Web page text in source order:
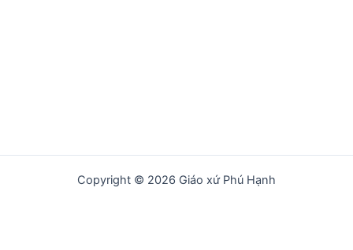
Copyright © 2026 Giáo xứ Phú Hạnh